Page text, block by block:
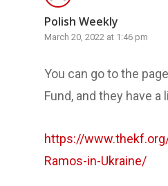
Polish Weekly
March 20, 2022 at 1:46 pm
You can go to the
Fund, and they have a
https://
Ramos-in-Ukraine/